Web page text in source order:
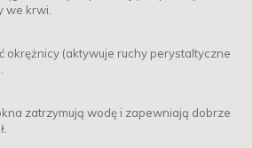
we krwi.
okrężnicy (aktywuje ruchy perystaltyczne
zatrzymują wodę i zapewniają dobrze